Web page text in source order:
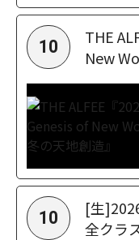
10
THE
New
10
[生
全クラ